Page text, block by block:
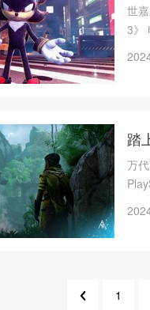
世
3》
踏
万
3 1